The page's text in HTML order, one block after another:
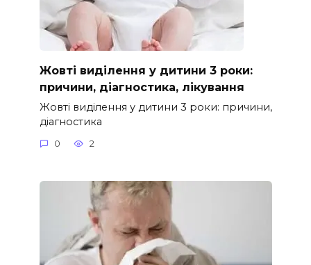
Жовті виділення у дитини 3 роки:
причини, діагностика, лікування
Жовті виділення у дитини 3 роки: причини,
діагностика
0 2